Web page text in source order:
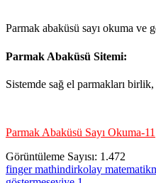
Parmak abaküsü sayı okuma ve
Parmak Abaküsü Sitemi:
Sistemde sağ el parmakları
Parmak Abaküsü Sayı Okuma-11
Görüntüleme Sayısı: 1.472
finger mathindirkolay matematik